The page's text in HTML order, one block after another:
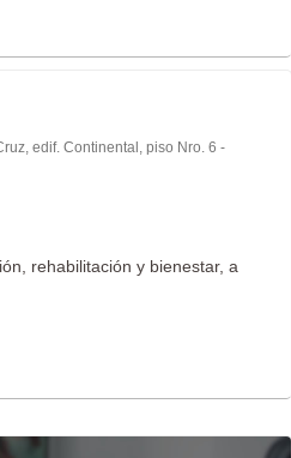
edif. Continental, piso Nro. 6 -
rehabilitación y bienestar, a